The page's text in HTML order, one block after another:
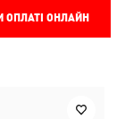
ОНЛАЙН